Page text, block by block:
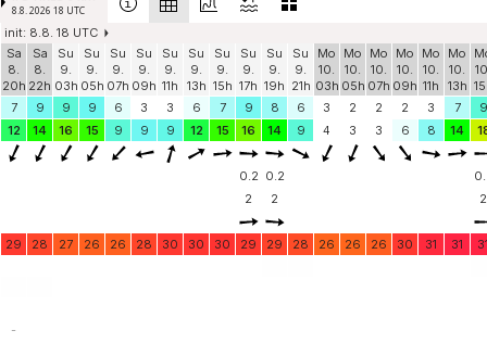
8.8. 2026 18 UTC
init: 8.8. 18 UTC
Sa
8.
20h
Sa
8.
22h
Su
9.
03h
Su
9.
05h
Su
9.
07h
Su
9.
09h
Su
9.
11h
Su
9.
13h
Su
9.
15h
Su
9.
17h
Su
9.
19h
Su
9.
21h
Mo
10.
03h
Mo
10.
05h
Mo
10.
07h
Mo
10.
09h
Mo
10.
11h
Mo
10.
13h
7
9 9 9 6 3 3 6 7 9 8 6 3 2 2 2 3 7
9
12
14 16 15 9 9 9 12 15 16 14 9 4 3 3 6 8 14
0.2 0.2
2
2 2
29 28 27 26 26 28 30 30 30 29 29 28 26 26 26 30 31 31
-